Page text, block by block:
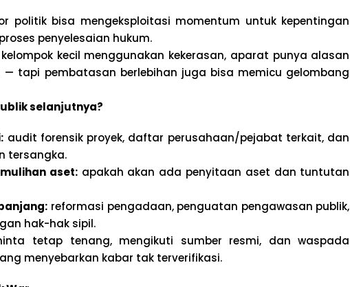
politik bisa mengeksploitasi momentum untuk kepentingan
penyelesaian hukum.
kecil menggunakan kekerasan, aparat punya alasan
tapi pembatasan berlebihan juga bisa memicu gelombang
selanjutnya?
audit forensik proyek, daftar perusahaan/pejabat terkait, dan
tersangka.
aset:apakah akan ada penyitaan aset dan tuntutan
reformasi pengadaan, penguatan pengawasan publik,
hak-hak sipil.
tetap tenang, mengikuti sumber resmi, dan waspada
menyebarkan kabar tak terverifikasi.